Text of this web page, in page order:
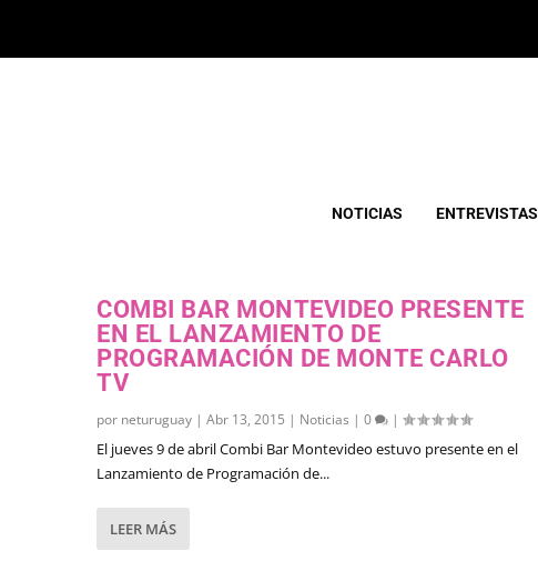
NOTICIAS ENTREVISTAS
COMBI BAR MONTEVIDEO PRESENTE
EN EL LANZAMIENTO DE
PROGRAMACIÓN DE MONTE CARLO
TV
por neturuguay |Abr 13, 2015 | Noticias |0 |
El jueves 9 de abril Combi Bar Montevideo estuvo presente en el
Lanzamiento de Programación de...
LEER MÁS